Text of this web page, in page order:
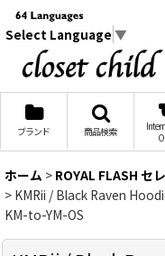
Select Language ▼
ブランド 商品検索
ホーム > ROYAL FLASH セ
> KMRii / Black Raven
KM-to-YM-OS